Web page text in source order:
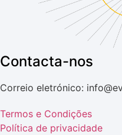
Contacta-nos
Correio eletrónico:
Termos e Condições
Política de privacidade